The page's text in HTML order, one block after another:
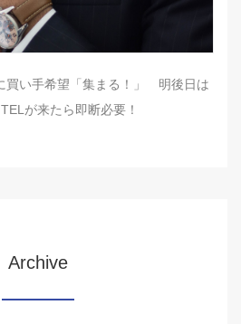
買い手希望「集まる！」 明後日は
が来たら即断必要！
Archive